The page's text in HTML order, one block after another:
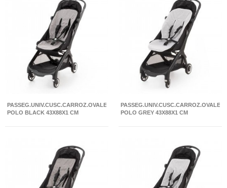
PASSEG.UNIV.CUSC.CARROZ.OVALE
POLO BLACK 43X88X1 CM
PASSEG.UNIV.CUSC.CARROZ.OVALE
POLO GREY 43X88X1 CM